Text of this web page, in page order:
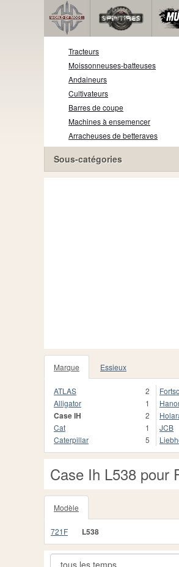
Tracteurs
Moissonneuses-batteuses
Andaineurs
Cultivateurs
Barres de coupe
Machines à ensemencer
Arracheuses de betteraves
Sous-catégories
Marque Essieux
ATLAS
2
Alligator
1
Case IH
2
Cat
1
Caterpillar
5
JCB
Case Ih L538 pour
Modèle
721F L538